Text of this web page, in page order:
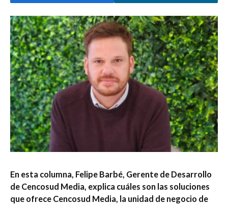
En esta columna, Felipe Barbé, Gerente de Desarrollo
de Cencosud Media, explica cuáles son las soluciones
que ofrece Cencosud Media, la unidad de negocio de